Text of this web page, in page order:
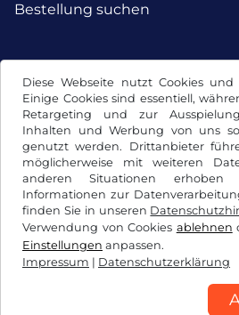
Diese Webseite nutzt Cookies und
Einige Cookies sind essentiell,
Retargeting und zur
Inhalten und Werbung von uns
genutzt werden. Drittanbieter
möglicherweise mit weiteren
anderen Situationen
Informationen zur
finden Sie in unseren
Verwendung von Cookies ablehnen
Einstellungen anpassen.
Impressum | Datenschutzerklärung
Bestellung suchen
Facebook Instagram
AGB / Widerrufsrecht
Impressum